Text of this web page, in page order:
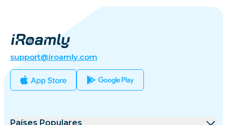
support@iroamly.com
Países Populares